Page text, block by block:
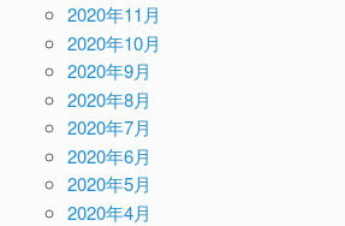
2020年11月
2020年10月
2020年9月
2020年8月
2020年7月
2020年6月
2020年5月
2020年4月